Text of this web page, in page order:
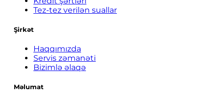
Tez-tez verilən suallar
Şirkət
Haqqımızda
Servis zəmanəti
Bizimlə əlaqə
Məlumat